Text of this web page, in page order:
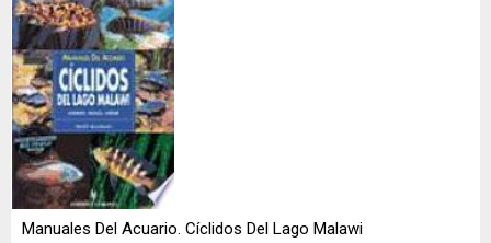
Manuales Del Acuario. Cíclidos Del Lago Malawi